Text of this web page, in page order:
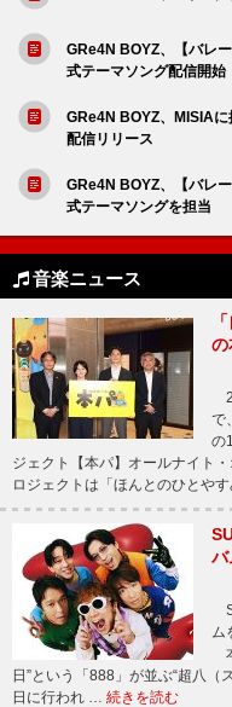
GRe4N BOYZ、【バレ
式テーマソング配信開始
GRe4N BOYZ、MISIA
配信リリース
GRe4N BOYZ、【バレ
式テーマソングを担当
音楽ニュース
の
で
の
ジェクト【本パ】オールナイト
ロジェクトは「ほんとのひとや
バ
ム
日”という「888」が並ぶ“超八（
日に行われ … 続きを読む